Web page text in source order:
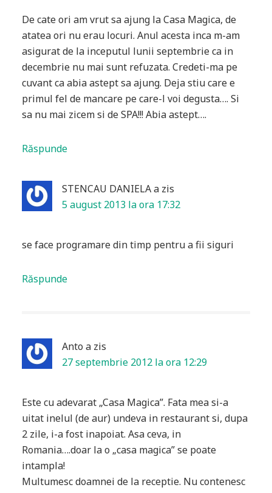
De cate ori am vrut sa ajung la Casa Magica, de
atatea ori nu erau locuri. Anul acesta inca m-am
asigurat de la inceputul lunii septembrie ca in
decembrie nu mai sunt refuzata. Credeti-ma pe
cuvant ca abia astept sa ajung. Deja stiu care e
primul fel de mancare pe care-l voi degusta…. Si
sa nu mai zicem si de SPA!!! Abia astept….
Răspunde
STENCAU DANIELAa zis
5 august 2013 la ora 17:32
se face programare din timp pentru a fii siguri
Răspunde
Anto a zis
27 septembrie 2012 la ora 12:29
Este cu adevarat „Casa Magica”. Fata mea si-a
uitat inelul (de aur) undeva in restaurant si, dupa
2 zile, i-a fost inapoiat. Asa ceva, in
Romania….doar la o „casa magica” se poate
intampla!
Multumesc doamnei de la receptie. Nu contenesc